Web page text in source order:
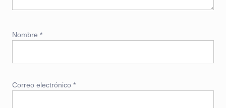
Nombre *
Correo electrónico *